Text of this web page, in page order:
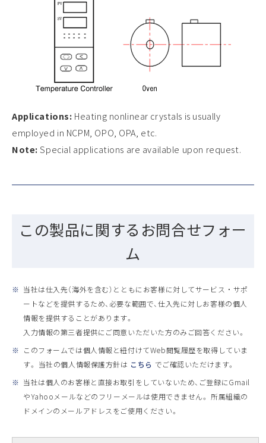
Applications: Heating nonlinear crystals is usually
employed in NCPM, OPO, OPA, etc.
Note:Special applications are available upon request.
この製品に関するお問合せフォー
ム
※ 当社は仕入先（海外を含む）とともにお客様に対してサービス ・ サポ
ートなどを提供するため、必要な範囲で、仕入先に対しお客様の個人
情報を提供することがあります。
入力情報の第三者提供にご同意いただいた方のみご回答ください。
※ このフォームでは個人情報と紐付けてWeb閲覧履歴を取得していま
す。 当社の個人情報保護方針は こちら でご確認いただけます。
※ 当社は個人のお客様と直接お取引をしていないため、ご登録にGmail
やYahooメールなどのフリーメールは使用できません。 所属組織の
ドメインのメールアドレスをご使用ください。